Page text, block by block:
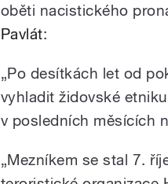
oběti nacistického
Pavlát:
„Po desítkách let od
vyhladit židovské
v posledních měsících
„Mezníkem se stal 7.